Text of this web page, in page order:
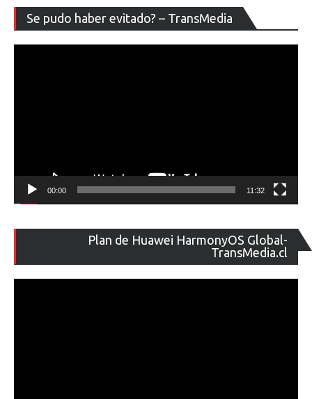
Se pudo haber evitado? – TransMedia
de
00:00 11:32
Plan de Huawei HarmonyOS Global-
TransMedia.cl
de